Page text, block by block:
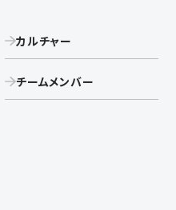
カルチャー
チームメンバー